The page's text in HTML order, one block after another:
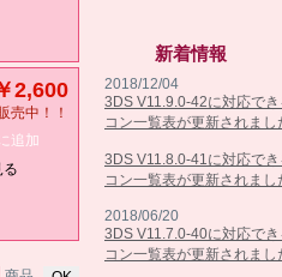
2,600
売中！！
追加
る
新着情報
2018/12/04
3DS V11.9.0-42に対応でき
コン一覧表が更新されまし
3DS V11.8.0-41に対応でき
コン一覧表が更新されまし
2018/06/20
3DS V11.7.0-40に対応でき
コン一覧表が更新されまし